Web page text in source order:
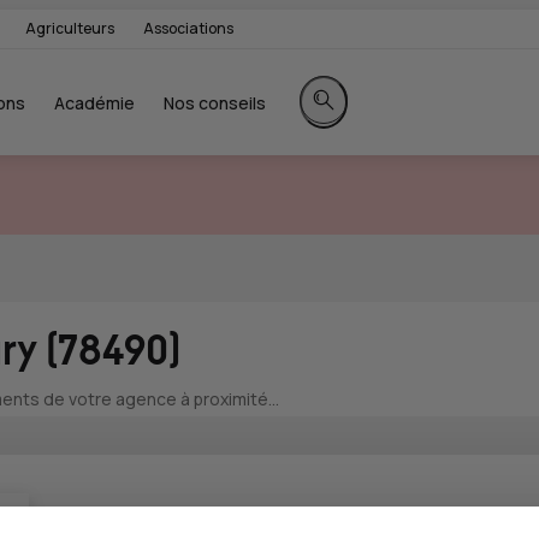
Agriculteurs Associations
Académie Nos conseils
Rechercher sur le site
(78490)
de votre agence à proximité...